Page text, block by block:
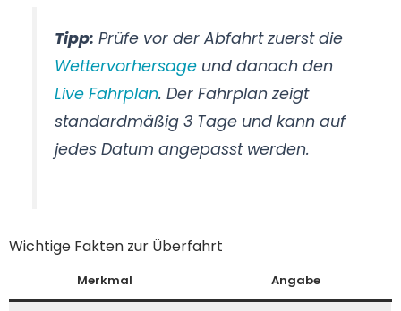
Tipp: Prüfe vor der Abfahrt zuerst die
Wettervorhersage und danach den
Live Fahrplan. Der Fahrplan zeigt
standardmäßig 3 Tage und kann auf
jedes Datum angepasst werden.
Wichtige Fakten zur Überfahrt
Merkmal Angabe